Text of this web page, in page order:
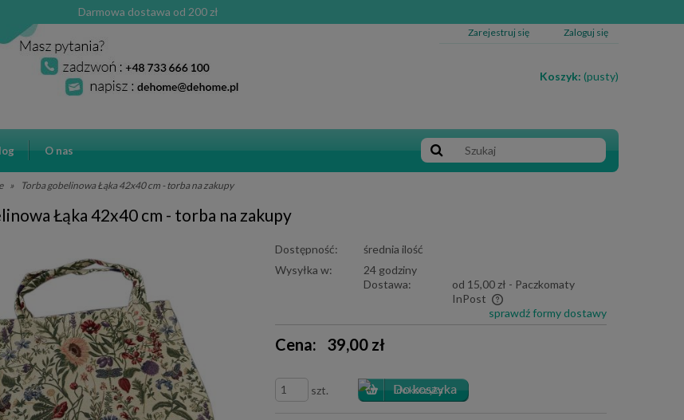
Darmowa dostawa od 200 zł
Zarejestruj się Zaloguj się
Koszyk: (pusty)
O nas
» Torba gobelinowa Łąka 42x40 cm - torba na zakupy
Łąka 42x40 cm - torba na zakupy
Dostępność:
średnia ilość
Wysyłka w:
24 godziny
Dostawa:
od 15,00 zł - Paczkomaty
InPost
płatności
sprawdź formy dostawy
Cena: 39,00 zł
szt.